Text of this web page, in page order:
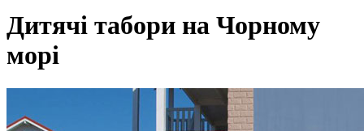
Дитячі табори на Чорному
морі